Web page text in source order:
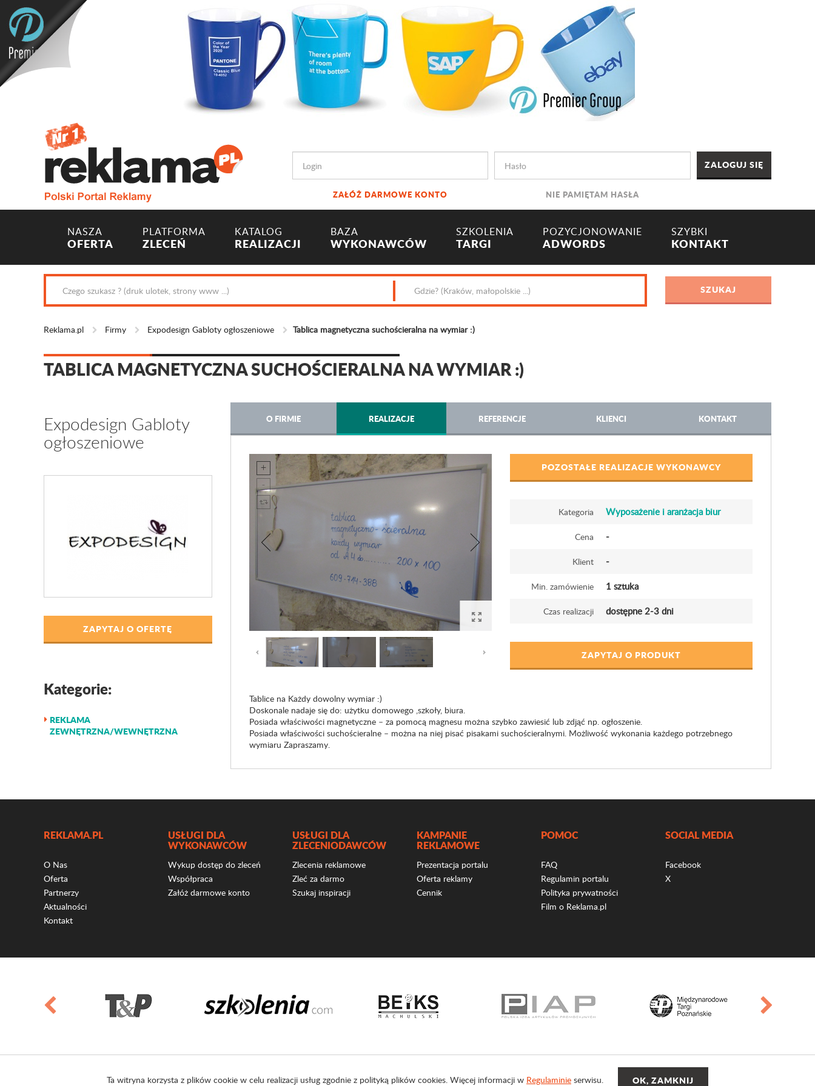
ZAŁÓŻ DARMOWE KONTO NIE PAMIĘTAM HASŁA
NASZA
OFERTA
PLATFORMA
ZLECEŃ
KATALOG
REALIZACJI
BAZA
WYKONAWCÓW
SZKOLENIA
TARGI
POZYCJONOWANIE
ADWORDS
SZYBKI
KONTAKT
Reklama.pl Firmy Expodesign Gabloty ogłoszeniowe Tablica magnetyczna suchościeralna na wymiar :)
TABLICA MAGNETYCZNA SUCHOŚCIERALNA NA WYMIAR :)
Expodesign Gabloty
ogłoszeniowe
ZAPYTAJ O OFERTĘ
Kategorie:
REKLAMA
ZEWNĘTRZNA/WEWNĘTRZNA
O FIRMIE REALIZACJE REFERENCJE KLIENCI KONTAKT
POZOSTAŁE REALIZACJE WYKONAWCY
Kategoria Wyposażenie i aranżacja biur
Cena -
Klient -
Min. zamówienie 1 sztuka
Czas realizacji dostępne 2-3 dni
ZAPYTAJ O PRODUKT
Tablice na Każdy dowolny wymiar :)
Doskonale nadaje się do: użytku domowego ,szkoły, biura.
Posiada właściwości magnetyczne – za pomocą magnesu można szybko zawiesić lub zdjąć np. ogłoszenie.
Posiada właściwości suchościeralne – można na niej pisać pisakami suchościeralnymi. Możliwość wykonania każdego potrzebnego
wymiaru Zapraszamy.
REKLAMA.PL
O Nas
Oferta
Partnerzy
Aktualności
Kontakt
USŁUGI DLA
WYKONAWCÓW
Wykup dostęp do zleceń
Współpraca
Załóż darmowe konto
USŁUGI DLA
ZLECENIODAWCÓW
Zlecenia reklamowe
Zleć za darmo
Szukaj inspiracji
KAMPANIE
REKLAMOWE
Prezentacja portalu
Oferta reklamy
Cennik
POMOC
FAQ
Regulamin portalu
Polityka prywatności
Film o Reklama.pl
SOCIAL MEDIA
Facebook
X
Ta witryna korzysta z plików cookie w celu realizacji usług zgodnie z polityką plików cookies. Więcej informacji w Regulaminie serwisu.